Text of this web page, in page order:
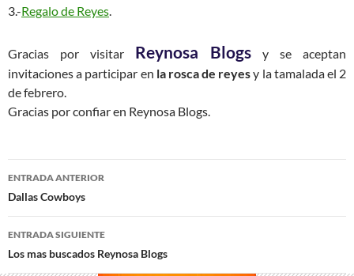
3.-Regalo de Reyes.
Gracias por visitar Reynosa Blogs y se aceptan
invitaciones a participar en la rosca de reyesy la tamalada el 2
de febrero.
Gracias por confiar en Reynosa Blogs.
Navegación
de
entradas
ENTRADA ANTERIOR
Dallas Cowboys
ENTRADA SIGUIENTE
Los mas buscados Reynosa Blogs